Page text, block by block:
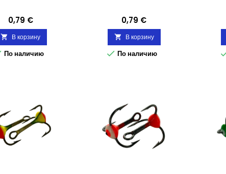
Цена
0,79 €
 В корзину
По наличию
Цена
0,79 €
 В корзину
 По наличию